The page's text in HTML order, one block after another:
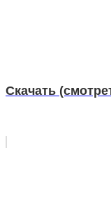
Скачать